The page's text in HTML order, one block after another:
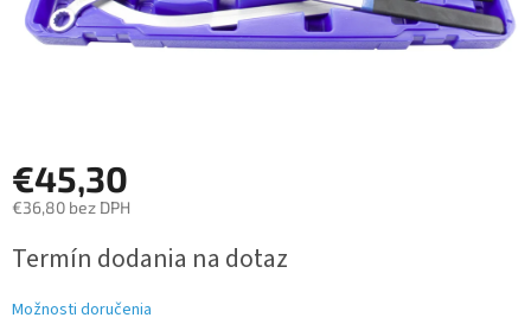
€45,30
€36,80 bez DPH
cena:
Termín dodania na dotaz
Možnosti doručenia